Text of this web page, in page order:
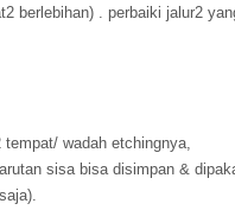
berlebihan) . perbaiki jalur2
wadah etchingnya,
sisa bisa disimpan &